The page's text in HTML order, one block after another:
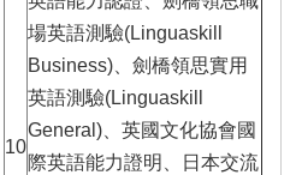
場英語測驗(Linguaskill
Business)、劍橋領思實用
英語測驗(Linguaskill
General)、英國文化協會國
際英語能力證明、日本交流
10